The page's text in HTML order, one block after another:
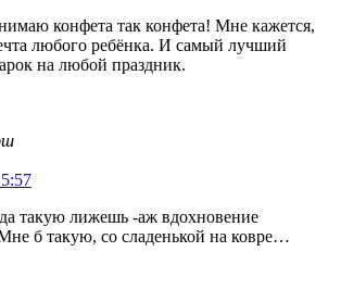
конфета так конфета! Мне кажется,
любого ребёнка. И самый лучший
на любой праздник.
такую лижешь -аж вдохновение
б такую, со сладенькой на ковре…